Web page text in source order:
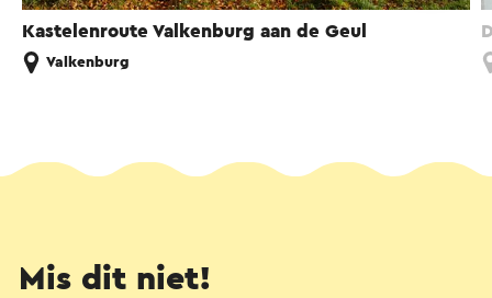
Kastelenroute Valkenburg aan de Geul
Valkenburg
Mis dit niet!